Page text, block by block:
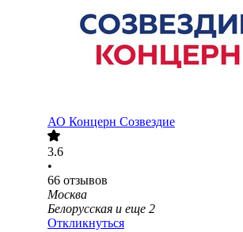
АО Концерн Созвездие
3.6
•
66 отзывов
Москва
Белорусская и еще 2
Откликнуться